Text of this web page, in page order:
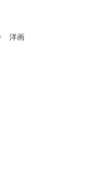
洋画